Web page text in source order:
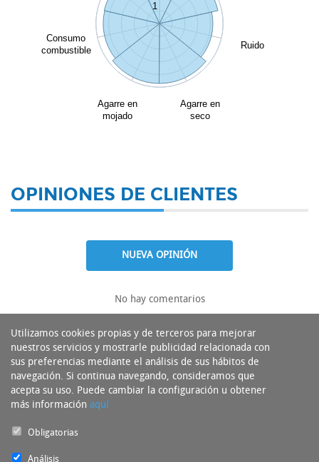
Ruido
Agarre en
seco
Agarre en
mojado
Consumo
combustible
1
OPINIONES DE CLIENTES
NUEVA OPINIÓN
No hay comentarios
Utilizamos cookies propias y de terceros para mejorar
nuestros servicios y mostrarle publicidad relacionada con
sus preferencias mediante el análisis de sus hábitos de
navegación. Si continua navegando, consideramos que
acepta su uso. Puede cambiar la configuración u obtener
más información aquí
Obligatorias
Análisis